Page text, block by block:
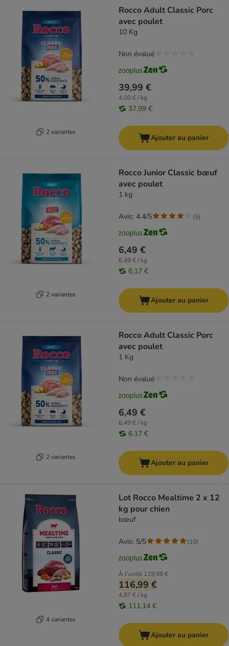
2 variantes
Rocco Adult Classic Porc
avec poulet
10 Kg
39,99 €
4,00 € / kg
37,99 €
Non évalué
Ajouter au panier
2 variantes
Rocco Junior Classic bœuf
avec poulet
1 kg
6,49 €
6,49 € / kg
6,17 €
Avis: 4.4/5 (5)
Ajouter au panier
2 variantes
Rocco Adult Classic Porc
avec poulet
1 Kg
6,49 €
6,49 € / kg
6,17 €
Non évalué
Ajouter au panier
4 variantes
Lot Rocco Mealtime 2 x 12
kg pour chien
bœuf
À l'unité 119,98 €
116,99 €
4,87 € / kg
111,14 €
Avis: 5/5 (10)
Ajouter au panier